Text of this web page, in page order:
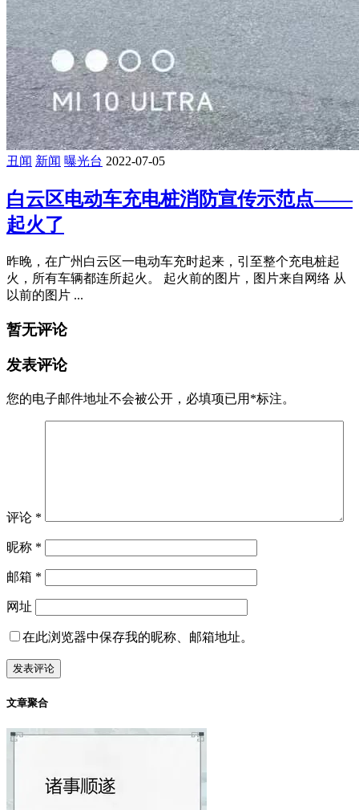
丑闻 新闻 曝光台 2022-07-05
白云区电动车充电桩消防宣传示范点——
起火了
昨晚，在广州白云区一电动车充时起来，引至整个充电桩起
火，所有车辆都连所起火。 起火前的图片，图片来自网络 从
以前的图片 ...
暂无评论
发表评论
您的电子邮件地址不会被公开， 必填项已用 *标注。
评论 *
昵称 *
邮箱 *
网址
在此浏览器中保存我的昵称、邮箱地址。
文章聚合